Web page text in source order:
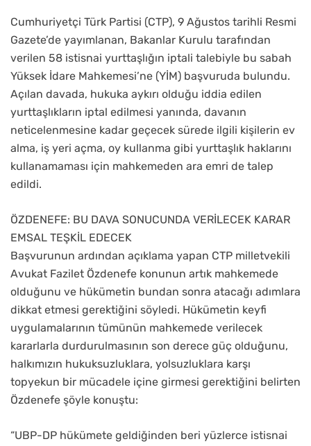
Cumhuriyetçi Türk Partisi (CTP), 9 Ağustos tarihli Resmi
Gazete’de yayımlanan, Bakanlar Kurulu tarafından
verilen 58 istisnai yurttaşlığın iptali talebiyle bu sabah
Yüksek İdare Mahkemesi’ne (YİM) başvuruda bulundu.
Açılan davada, hukuka aykırı olduğu iddia edilen
yurttaşlıkların iptal edilmesi yanında, davanın
neticelenmesine kadar geçecek sürede ilgili kişilerin ev
alma, iş yeri açma, oy kullanma gibi yurttaşlık haklarını
kullanamaması için mahkemeden ara emri de talep
edildi.
ÖZDENEFE: BU DAVA SONUCUNDA VERİLECEK KARAR
EMSAL TEŞKİL EDECEK
Başvurunun ardından açıklama yapan CTP milletvekili
Avukat Fazilet Özdenefe konunun artık mahkemede
olduğunu ve hükümetin bundan sonra atacağı adımlara
dikkat etmesi gerektiğini söyledi. Hükümetin keyfi
uygulamalarının tümünün mahkemede verilecek
kararlarla durdurulmasının son derece güç olduğunu,
halkımızın hukuksuzluklara, yolsuzluklara karşı
topyekun bir mücadele içine girmesi gerektiğini belirten
Özdenefe şöyle konuştu:
“UBP-DP hükümete geldiğinden beri yüzlerce istisnai